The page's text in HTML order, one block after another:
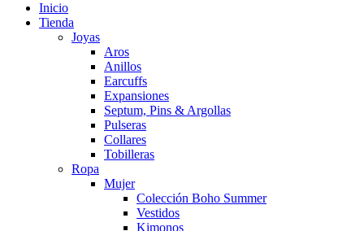
Inicio
Tienda
Joyas
Aros
Anillos
Earcuffs
Expansiones
Septum, Pins & Argollas
Pulseras
Collares
Tobilleras
Ropa
Mujer
Colección Boho Summer
Vestidos
Kimonos